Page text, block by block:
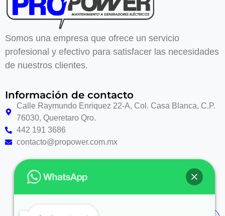
Somos una empresa que ofrece un servicio
profesional y efectivo para satisfacer las necesidades
de nuestros clientes.
Información de contacto
Calle Raymundo Enriquez 22-A, Col. Casa Blanca, C.P.
76030, Queretaro Qro.
442 191 3686
contacto@propower.com.mx